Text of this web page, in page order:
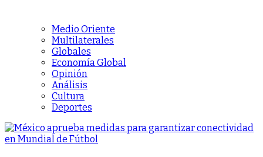
Medio Oriente
Multilaterales
Globales
Economía Global
Opinión
Análisis
Cultura
Deportes